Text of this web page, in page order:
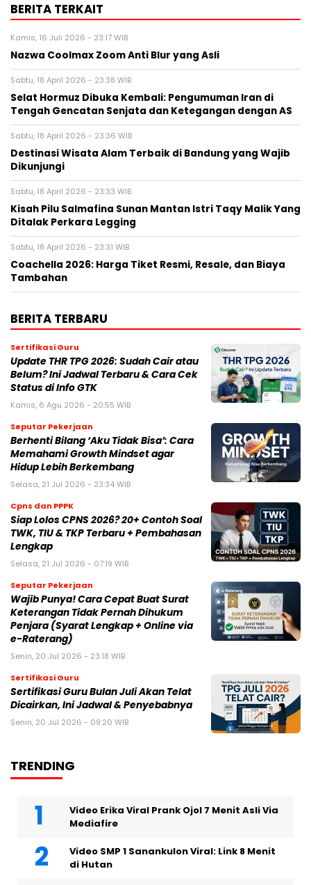
BERITA TERKAIT
Kamis, 16 Juli 2026 - 23:17 WIB
Nazwa Coolmax Zoom Anti Blur yang Asli
Sabtu, 18 April 2026 - 23:38 WIB
Selat Hormuz Dibuka Kembali: Pengumuman Iran di
Tengah Gencatan Senjata dan Ketegangan dengan AS
Sabtu, 18 April 2026 - 23:36 WIB
Destinasi Wisata Alam Terbaik di Bandung yang Wajib
Dikunjungi
Sabtu, 18 April 2026 - 23:33 WIB
Kisah Pilu Salmafina Sunan Mantan Istri Taqy Malik Yang
Ditalak Perkara Legging
Sabtu, 18 April 2026 - 23:31 WIB
Coachella 2026: Harga Tiket Resmi, Resale, dan Biaya
Tambahan
BERITA TERBARU
Sertifikasi Guru
Update THR TPG 2026: Sudah Cair atau
Belum? Ini Jadwal Terbaru & Cara Cek
Status di Info GTK
Kamis, 6 Agu 2026 - 20:55 WIB
Seputar Pekerjaan
Berhenti Bilang ‘Aku Tidak Bisa’: Cara
Memahami Growth Mindset agar
Hidup Lebih Berkembang
Selasa, 21 Jul 2026 - 23:34 WIB
Cpns dan PPPK
Siap Lolos CPNS 2026? 20+ Contoh Soal
TWK, TIU & TKP Terbaru + Pembahasan
Lengkap
Selasa, 21 Jul 2026 - 07:19 WIB
Seputar Pekerjaan
Wajib Punya! Cara Cepat Buat Surat
Keterangan Tidak Pernah Dihukum
Penjara (Syarat Lengkap + Online via
e-Raterang)
Senin, 20 Jul 2026 - 23:18 WIB
Sertifikasi Guru
Sertifikasi Guru Bulan Juli Akan Telat
Dicairkan, Ini Jadwal & Penyebabnya
Senin, 20 Jul 2026 - 09:20 WIB
TRENDING
Video Erika Viral Prank Ojol 7 Menit Asli Via
Mediafire
Video SMP 1 Sanankulon Viral: Link 8 Menit
di Hutan